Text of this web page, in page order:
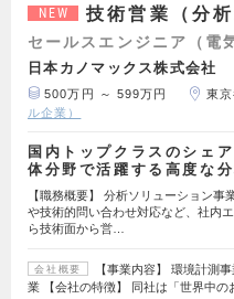
NEW 技術営業（分
セールスエンジニア（電
日本カノマックス株式会社
500万円 ～ 599万円 東
ル企業）
国内トップクラスのシェ
体分野で活躍する高度な
【職務概要】 分析ソリューション事
や技術的問い合わせ対応など、社内
ら技術面から営…
会社概要
【事業内容】 環境計測
業 【会社の特徴】 同社は「世界中の